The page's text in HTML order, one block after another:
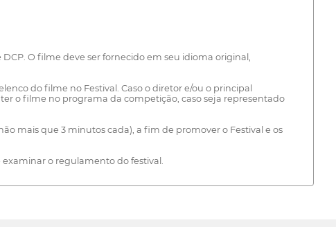
O filme deve ser fornecido em seu idioma original,
do filme no Festival. Caso o diretor e/ou o principal
o filme no programa da competição, caso seja representado
mais que 3 minutos cada), a fim de promover o Festival e os
o regulamento do festival.